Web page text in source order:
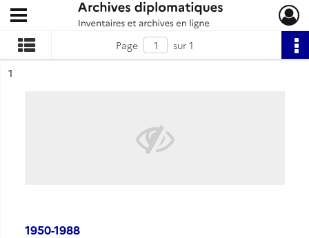
Archives diplomatiques
Ouvrir le menu déroulant
Page
sur 1
n°
1
1950-1988